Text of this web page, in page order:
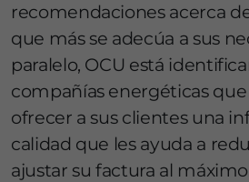
recomendaciones acerca
que más se adecúa a sus
paralelo, OCU está
compañías energéticas
ofrecer a sus clientes una
calidad que les ayuda a
ajustar su factura al